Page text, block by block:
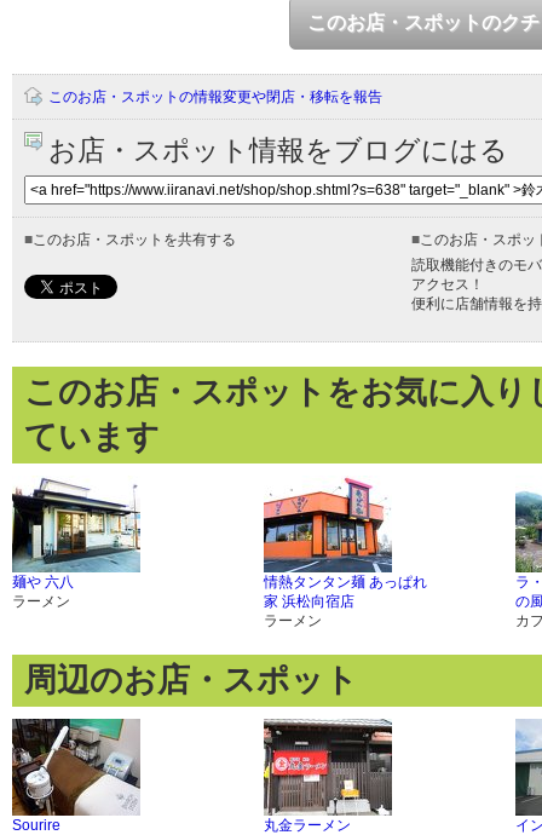
このお店・スポットのク
このお店・スポットの情報変更や閉店・移転を報告
お店・スポット情報をブログにはる
■このお店・スポットを共有する ■このお店・スポッ
読取機能付きのモ
アクセス！
便利に店舗情報を
このお店・スポットをお気に入
ています
麺や 六八
ラーメン
情熱タンタン麺 あっぱれ
家 浜松向宿店
ラーメン
ラ
の
カ
周辺のお店・スポット
Sourire
丸金ラーメン
イ